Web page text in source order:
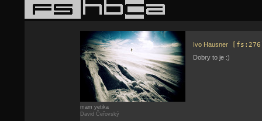
mam yetika
David Čeřovský
Ivo Hausner
Dobry to je :)